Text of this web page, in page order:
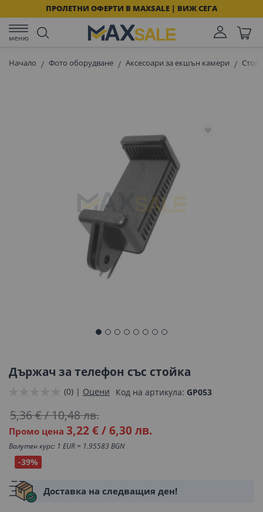
ПРОЛЕТНИ ОФЕРТИ В MAXSALE | ВИЖ СЕГА
меню
Начало Фото оборудване Аксесоари за екшън камери
началото
на
със
снимки
Държач за телефон със стойка
(0) | Оцени Код на артикула GP053
Промо цена 3,22 €/6,30 лв.
5,36 €/10,48 лв.
Валутен курс: 1 EUR = 1.95583 BGN
-39%
Доставка на следващия ден!